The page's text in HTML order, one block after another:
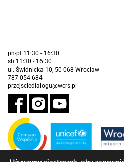
pn-pt 11:30 - 16:30
sb 11:30 - 16:30
ul. Świdnicka 10, 50-068 Wrocław
787 054 684
przejsciedialogu@wcrs.pl